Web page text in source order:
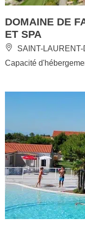
DOMAINE DE
ET SPA
SAINT-
Capacité